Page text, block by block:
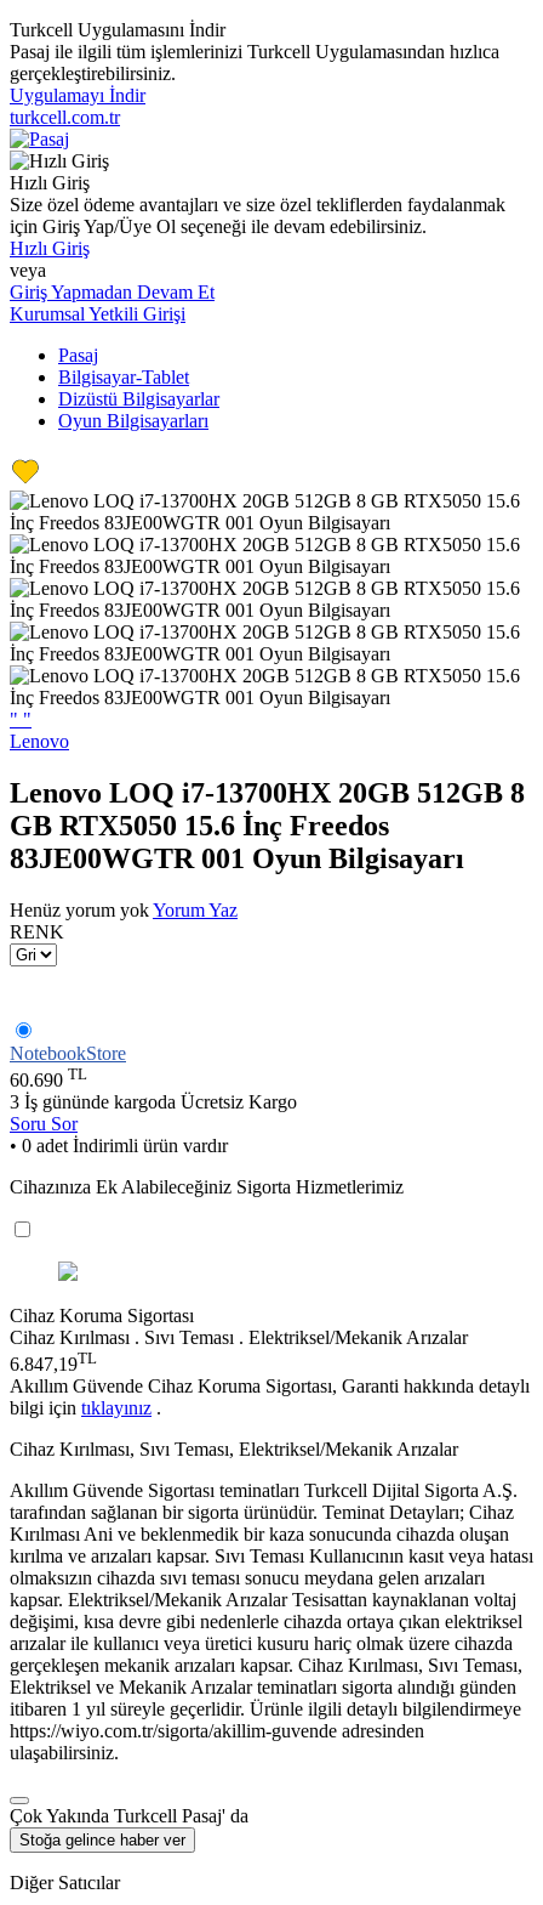
Turkcell Uygulamasını İndir
Pasaj ile ilgili tüm işlemlerinizi Turkcell Uygulamasından hızlıca
gerçekleştirebilirsiniz.
Uygulamayı İndir
turkcell.com.tr
Hızlı Giriş
Size özel ödeme avantajları ve size özel tekliflerden faydalanmak
için Giriş Yap/Üye Ol seçeneği ile devam edebilirsiniz.
Hızlı Giriş
veya
Giriş Yapmadan Devam Et
Kurumsal Yetkili Girişi
Pasaj
Bilgisayar-Tablet
Dizüstü Bilgisayarlar
Oyun Bilgisayarları
" "
Lenovo
Lenovo LOQ i7-13700HX 20GB 512GB 8
GB RTX5050 15.6 İnç Freedos
83JE00WGTR 001 Oyun Bilgisayarı
Henüz yorum yokYorum Yaz
RENK
NotebookStore
60.690 TL
3 İş gününde kargoda Ücretsiz Kargo
Soru Sor
• 0 adet İndirimli ürün vardır
Cihazınıza Ek Alabileceğiniz Sigorta Hizmetlerimiz
Cihaz Koruma Sigortası
Cihaz Kırılması . Sıvı Teması . Elektriksel/Mekanik Arızalar
6.847,19TL
Akıllım Güvende Cihaz Koruma Sigortası, Garanti hakkında detaylı
bilgi için tıklayınız .
Cihaz Kırılması, Sıvı Teması, Elektriksel/Mekanik Arızalar
Akıllım Güvende Sigortası teminatları Turkcell Dijital Sigorta A.Ş.
tarafından sağlanan bir sigorta ürünüdür. Teminat Detayları; Cihaz
Kırılması Ani ve beklenmedik bir kaza sonucunda cihazda oluşan
kırılma ve arızaları kapsar. Sıvı Teması Kullanıcının kasıt veya hatası
olmaksızın cihazda sıvı teması sonucu meydana gelen arızaları
kapsar. Elektriksel/Mekanik Arızalar Tesisattan kaynaklanan voltaj
değişimi, kısa devre gibi nedenlerle cihazda ortaya çıkan elektriksel
arızalar ile kullanıcı veya üretici kusuru hariç olmak üzere cihazda
gerçekleşen mekanik arızaları kapsar. Cihaz Kırılması, Sıvı Teması,
Elektriksel ve Mekanik Arızalar teminatları sigorta alındığı günden
itibaren 1 yıl süreyle geçerlidir. Ürünle ilgili detaylı bilgilendirmeye
https://wiyo.com.tr/sigorta/akillim-guvende adresinden
ulaşabilirsiniz.
Çok Yakında Turkcell Pasaj' da
Stoğa gelince haber ver
Diğer Satıcılar